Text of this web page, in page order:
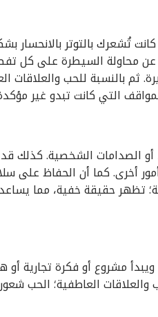
تُشعرك بالتوتر
عن محاولة السيطرة على كل
بالنسبة للحب والعلاقات
التي كانت تبدو غير
أو الصدامات الشخصية. كذلك
أخرى. كما أن الحفاظ على
تظهر حقيقة خفية، مما
ويبدأ مشروع أو فكرة تجارية
العاطفية؛ الحب